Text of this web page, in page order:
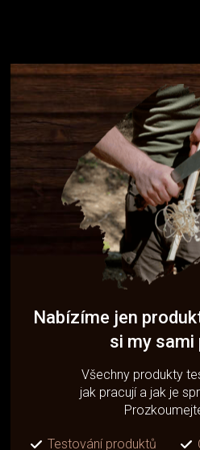
Nabízíme jen
si my sami
Všechny produkty
jak pracují a jak je
Testování produktů